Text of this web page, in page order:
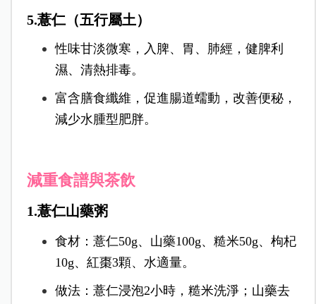
5.薏仁（五行屬土）
性味甘淡微寒，入脾、胃、肺經，健脾利
濕、清熱排毒。
富含膳食纖維，促進腸道蠕動，改善便秘，
減少水腫型肥胖。
減重食譜與茶飲
1.薏仁山藥粥
食材：薏仁50g、山藥100g、糙米50g、枸杞
10g、紅棗3顆、水適量。
做法：薏仁浸泡2小時，糙米洗淨；山藥去